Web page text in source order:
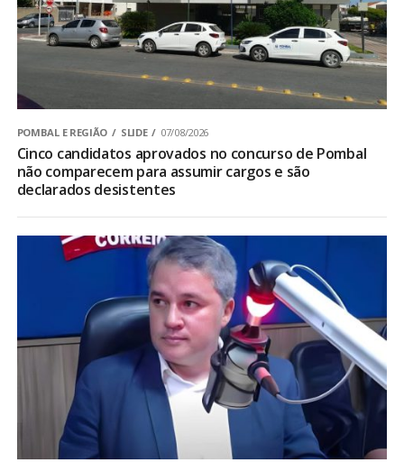
POMBAL E REGIÃO SLIDE 07/08/2026
Cinco candidatos aprovados no concurso de Pombal
não comparecem para assumir cargos e são
declarados desistentes